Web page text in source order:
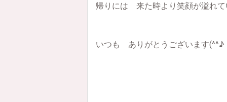
帰りには 来た時より笑顔が溢れて
いつも ありがとうございます(^^♪